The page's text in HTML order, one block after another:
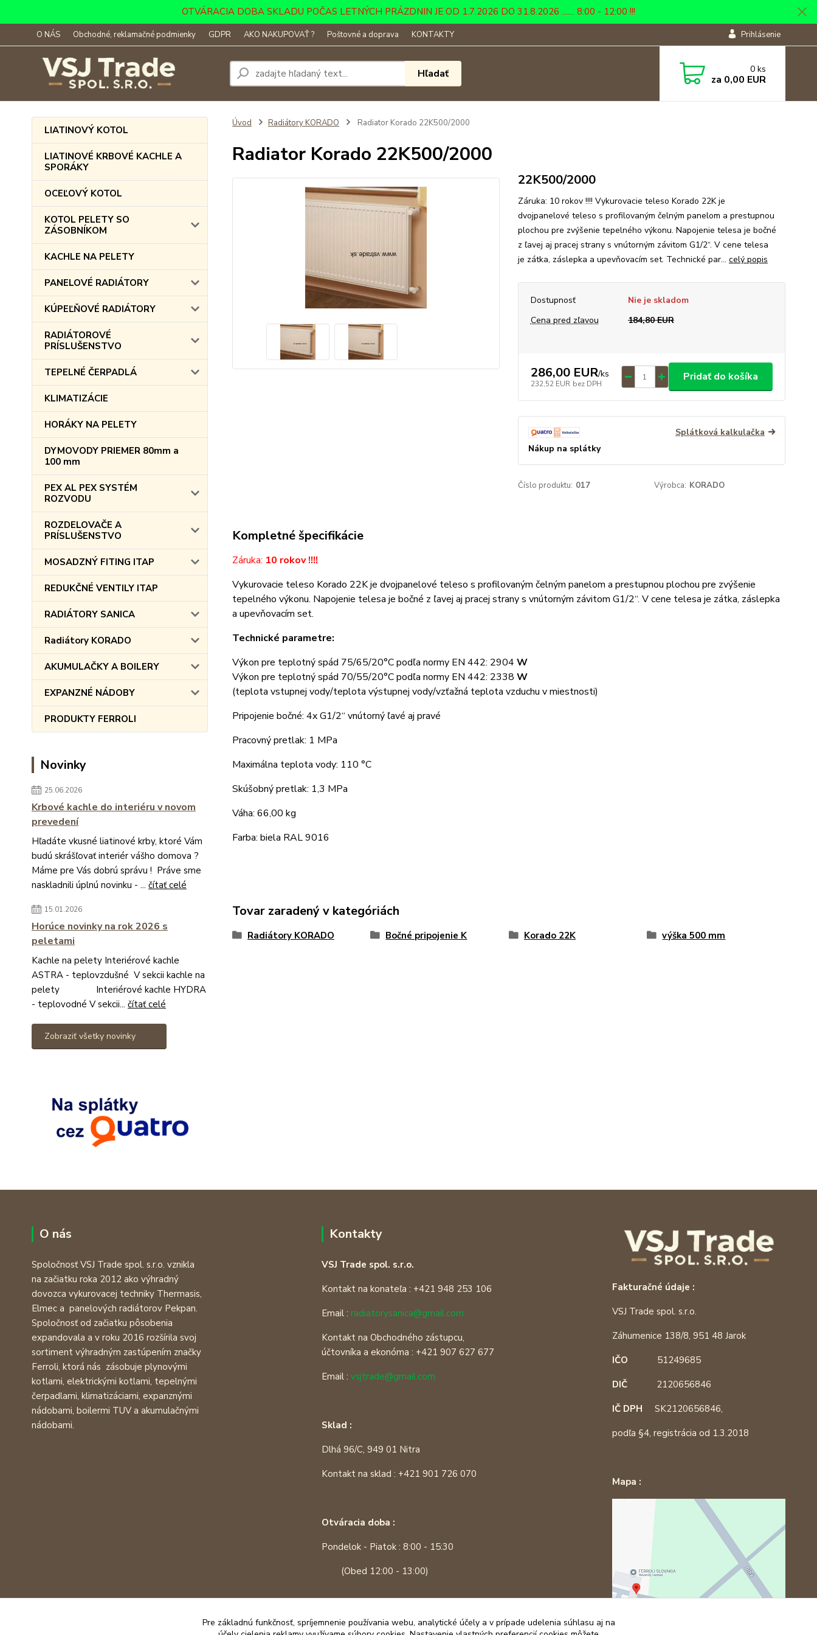
OTVÁRACIA DOBA SKLADU POČAS LETNÝCH PRÁZDNIN JE OD 1.7.2026 DO 31.8.2026 ....... 8:00 - 12:00 !!!
O NÁS Obchodné, reklamačné podmienky GDPR AKO NAKUPOVAŤ ? Poštovné a doprava KONTAKTY Prihlásenie
Hľadať 0 ks
za 0,00 EUR
LIATINOVÝ KOTOL
LIATINOVÉ KRBOVÉ KACHLE A
SPORÁKY
OCEĽOVÝ KOTOL
KOTOL PELETY SO
ZÁSOBNÍKOM
KACHLE NA PELETY
PANELOVÉ RADIÁTORY
KÚPEĽŇOVÉ RADIÁTORY
RADIÁTOROVÉ
PRÍSLUŠENSTVO
TEPELNÉ ČERPADLÁ
KLIMATIZÁCIE
HORÁKY NA PELETY
DYMOVODY PRIEMER 80mm a
100 mm
PEX AL PEX SYSTÉM
ROZVODU
ROZDELOVAČE A
PRÍSLUŠENSTVO
MOSADZNÝ FITING ITAP
REDUKČNÉ VENTILY ITAP
RADIÁTORY SANICA
Radiátory KORADO
AKUMULAČKY A BOILERY
EXPANZNÉ NÁDOBY
PRODUKTY FERROLI
Novinky
25.06.2026
Krbové kachle do interiéru v novom
prevedení
Hľadáte vkusné liatinové krby, ktoré Vám
budú skrášľovať interiér vášho domova ?
Máme pre Vás dobrú správu ! Práve sme
naskladnili úplnú novinku - ... čítať celé
15.01.2026
Horúce novinky na rok 2026 s
peletami
Kachle na pelety Interiérové kachle
ASTRA - teplovzdušné V sekcii kachle na
pelety Interiérové kachle HYDRA
- teplovodné V sekcii... čítať celé
Zobraziť všetky novinky
Úvod Radiátory KORADO Radiator Korado 22K500/2000
Radiator Korado 22K500/2000
22K500/2000
Záruka: 10 rokov !!!! Vykurovacie teleso Korado 22K je
dvojpanelové teleso s profilovaným čelným panelom a prestupnou
plochou pre zvýšenie tepelného výkonu. Napojenie telesa je bočné
z ľavej aj pracej strany s vnútorným závitom G1/2“. V cene telesa
je zátka, záslepka a upevňovacím set. Technické par... celý popis
Dostupnosť
Nie je skladom
Cena pred zľavou
184,80 EUR
286,00 EUR/ks
232,52 EUR bez DPH
Pridať do košíka
Splátková kalkulačka
Nákup na splátky
Číslo produktu: 017 Výrobca: KORADO
Kompletné špecifikácie
Záruka: 10 rokov !!!!
Vykurovacie teleso Korado 22K je dvojpanelové teleso s profilovaným čelným panelom a prestupnou plochou pre zvýšenie
tepelného výkonu. Napojenie telesa je bočné z ľavej aj pracej strany s vnútorným závitom G1/2“. V cene telesa je zátka, záslepka
a upevňovacím set.
Technické parametre:
Výkon pre teplotný spád 75/65/20°C podľa normy EN 442: 2904 W
Výkon pre teplotný spád 70/55/20°C podľa normy EN 442: 2338 W
(teplota vstupnej vody/teplota výstupnej vody/vzťažná teplota vzduchu v miestnosti)
Pripojenie bočné: 4x G1/2“ vnútorný ľavé aj pravé
Pracovný pretlak: 1 MPa
Maximálna teplota vody: 110 °C
Skúšobný pretlak: 1,3 MPa
Váha: 66,00 kg
Farba: biela RAL 9016
Tovar zaradený v kategóriách
Radiátory KORADO Bočné pripojenie K Korado 22K výška 500 mm
O nás
Spoločnosť VSJ Trade spol. s.r.o. vznikla
na začiatku roka 2012 ako výhradný
dovozca vykurovacej techniky Thermasis,
Elmec a panelových radiátorov Pekpan.
Spoločnosť od začiatku pôsobenia
expandovala a v roku 2016 rozšírila svoj
sortiment výhradným zastúpením značky
Ferroli, ktorá nás zásobuje plynovými
kotlami, elektrickými kotlami, tepelnými
čerpadlami, klimatizáciami, expanznými
nádobami, boilermi TUV a akumulačnými
nádobami.
Kontakty
VSJ Trade spol. s.r.o.
Kontakt na konateľa : +421 948 253 106
Email : radiatorysanica@gmail.com
Kontakt na Obchodného zástupcu,
účtovníka a ekonóma : +421 907 627 677
Email :vsjtrade@gmail.com
Sklad :
Dlhá 96/C, 949 01 Nitra
Kontakt na sklad : +421 901 726 070
Otváracia doba :
Pondelok - Piatok : 8:00 - 15:30
(Obed 12:00 - 13:00)
Fakturačné údaje :
VSJ Trade spol. s.r.o.
Záhumenice 138/8, 951 48 Jarok
IČO 51249685
DIČ 2120656846
IČ DPH SK2120656846,
podľa §4, registrácia od 1.3.2018
Mapa :
Pre základnú funkčnosť, spríjemnenie používania webu, analytické účely a v prípade udelenia súhlasu aj na